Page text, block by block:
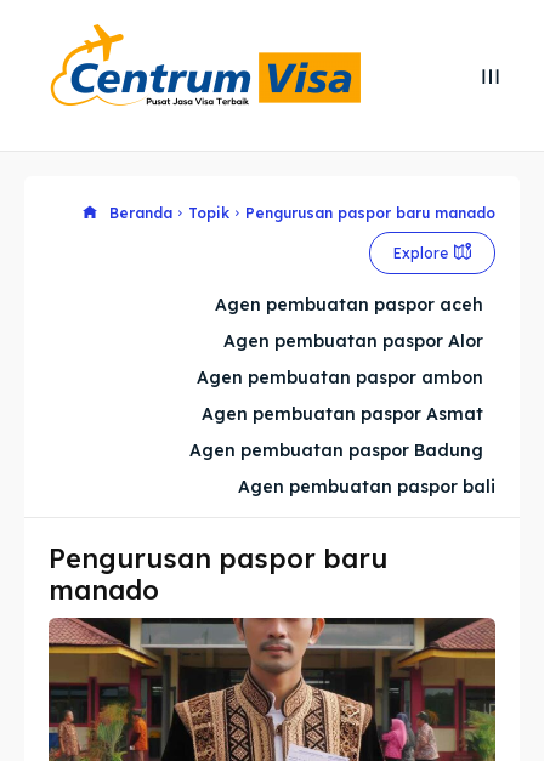
Cari
Cari
Explore our destinations
Imta
Legalisir
Apostille
Penerjemah
Explore our destinations
Imta
Legalisir
Apostille
Penerjemah
Beranda Topik Pengurusan paspor baru manado
Explore
Agen pembuatan paspor aceh
Agen pembuatan paspor Alor
Agen pembuatan paspor ambon
Agen pembuatan paspor Asmat
Agen pembuatan paspor Badung
Agen pembuatan paspor bali
Pengurusan paspor baru
manado